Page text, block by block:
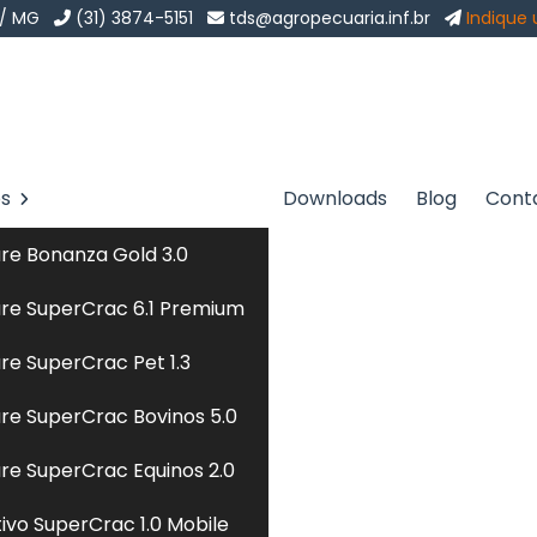
MG (31) 3874-5151 tds@agropecuaria.inf.br Indique
Bonanza Gold 3.0
SuperCrac 6.1 Premium
SuperCrac Pet 1.3
SuperCrac Bovinos 5.0
SuperCrac Equinos 2.0
SuperCrac 1.0 Mobile
Downloads Blog
Peixes no Brás
encontrou o lugar certo. Seja bem-vindo a TD
o objetivo de atender a demanda de softwares